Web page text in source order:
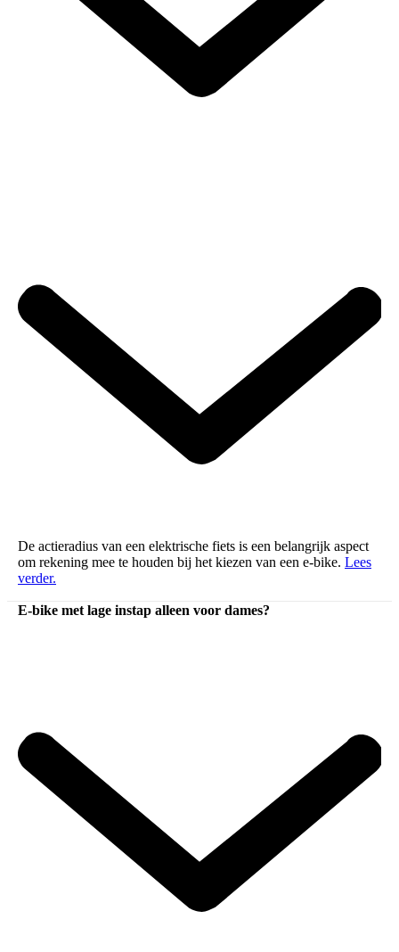
De actieradius van een elektrische fiets is een belangrijk aspect
om rekening mee te houden bij het kiezen van een e-bike. Lees
verder.
E-bike met lage instap alleen voor dames?